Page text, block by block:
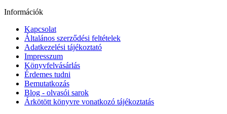
Információk
Kapcsolat
Általános szerződési feltételek
Adatkezelési tájékoztató
Impresszum
Könyvfelvásárlás
Érdemes tudni
Bemutatkozás
Blog - olvasói sarok
Árkötött könyvre vonatkozó tájékoztatás